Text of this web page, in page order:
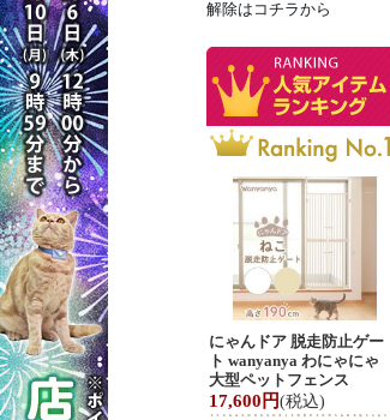
にゃんドア 脱走防止ゲー
ト wanyanya わにゃにゃ
大型ペットフェンス
17,600円(税込)